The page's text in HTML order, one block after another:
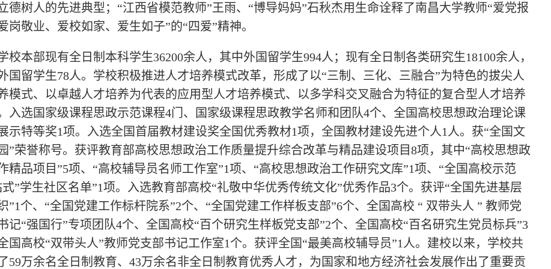
德树人的先进典型；“江西省模范教师”王雨、“博导妈妈”石秋杰用生命诠释了南昌大学教师“爱党报
岗敬业、爱校如家、爱生如子”的“四爱”精神。
校本部现有全日制本科学生36200余人，其中外国留学生994人；现有全日制各类研究生18100余人，
国留学生78人。学校积极推进人才培养模式改革，形成了以“三制、三化、三融合”为特色的拔尖人
模式、以卓越人才培养为代表的应用型人才培养模式、以多学科交叉融合为特征的复合型人才培养
入选国家级课程思政示范课程4门、国家级课程思政教学名师和团队4个、全国高校思想政治理论课
示特等奖1项。入选全国首届教材建设奖全国优秀教材1项，全国教材建设先进个人1人。获“全国文
”荣誉称号。获评教育部高校思想政治工作质量提升综合改革与精品建设项目8项，其中“高校思想政
精品项目”5项、“高校辅导员名师工作室”1项、“高校思想政治工作研究文库”1项、“全国高校示范
式”学生社区名单”1项。入选教育部高校“礼敬中华优秀传统文化”优秀作品3个。获评“全国先进基层
”1个、“全国党建工作标杆院系”2个、“全国党建工作样板支部”6个、全国高校 “ 双带头人 ” 教师党
记“强国行”专项团队4个、全国高校“百个研究生样板党支部”2个、全国高校“百名研究生党员标兵”3
国高校“双带头人”教师党支部书记工作室1个。获评全国“最美高校辅导员”1人。建校以来，学校共
59万余名全日制教育、43万余名非全日制教育优秀人才，为国家和地方经济社会发展作出了重要贡